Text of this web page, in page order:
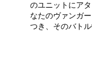
のユニットにア
なたのヴァンガ
つき、そのバトル